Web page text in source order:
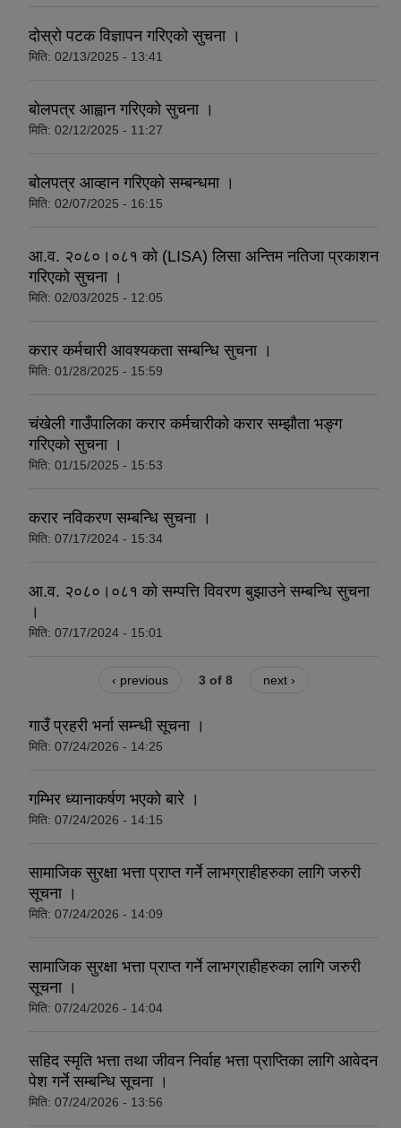
दोस्रो पटक विज्ञापन गरिएको सुचना ।
मिति: 02/13/2025 - 13:41
बोलपत्र आह्वान गरिएको सुचना ।
मिति: 02/12/2025 - 11:27
बोलपत्र आव्हान गरिएको सम्बन्धमा ।
मिति: 02/07/2025 - 16:15
आ.व. २०८०।०८१ को (LISA) लिसा अन्तिम नतिजा प्रकाशन
गरिएको सुचना ।
मिति: 02/03/2025 - 12:05
करार कर्मचारी आवश्यकता सम्बन्धि सुचना ।
मिति: 01/28/2025 - 15:59
चंखेली गाउँपालिका करार कर्मचारीको करार सम्झौता भङ्ग
गरिएको सुचना ।
मिति: 01/15/2025 - 15:53
करार नविकरण सम्बन्धि सुचना ।
मिति: 07/17/2024 - 15:34
आ.व. २०८०।०८१ को सम्पत्ति विवरण बुझाउने सम्बन्धि सुचना
।
मिति: 07/17/2024 - 15:01
‹ previous 3 of 8 next ›
गाउँ प्रहरी भर्ना सम्न्धी सूचना ।
मिति: 07/24/2026 - 14:25
गम्भिर ध्यानाकर्षण भएको बारे ।
मिति: 07/24/2026 - 14:15
सामाजिक सुरक्षा भत्ता प्राप्त गर्ने लाभग्राहीहरुका लागि जरुरी
सूचना ।
मिति: 07/24/2026 - 14:09
सामाजिक सुरक्षा भत्ता प्राप्त गर्ने लाभग्राहीहरुका लागि जरुरी
सूचना ।
मिति: 07/24/2026 - 14:04
सहिद स्मृति भत्ता तथा जीवन निर्वाह भत्ता प्राप्तिका लागि आवेदन
पेश गर्ने सम्बन्धि सूचना ।
मिति: 07/24/2026 - 13:56